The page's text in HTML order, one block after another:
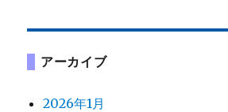
アーカイブ
2026年1月